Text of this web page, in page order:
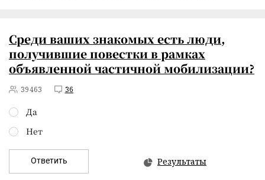
Среди ваших знакомых есть люди,
получившие повестки в рамках
объявленной частичной мобилизации?
39463 36
Да
Нет
Ответить Результаты